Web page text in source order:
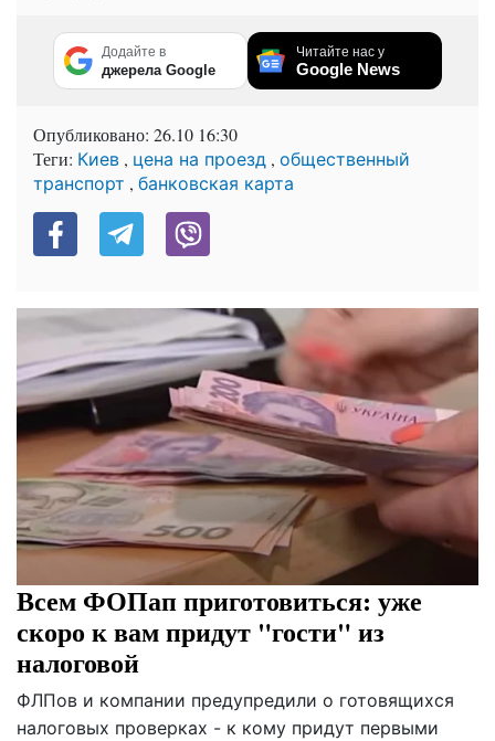
Додайте в
джерела Google
Читайте нас у
Google News
Опубликовано: 26.10 16:30
Теги: Киев , цена на проезд , общественный
транспорт , банковская карта
Всем ФОПап приготовиться: уже
скоро к вам придут "гости" из
налоговой
ФЛПов и компании предупредили о готовящихся
налоговых проверках - к кому придут первыми